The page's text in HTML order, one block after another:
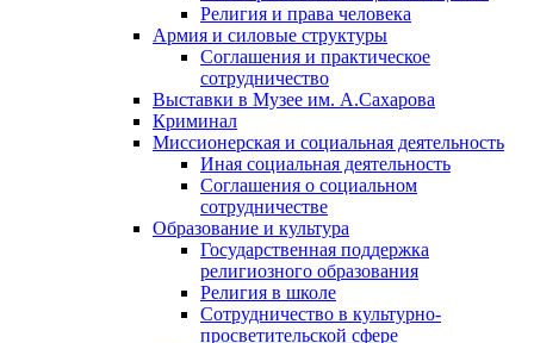
Религия и права человека
Армия и силовые структуры
Соглашения и практическое
сотрудничество
Выставки в Музее им. А.Сахарова
Криминал
Миссионерская и социальная деятельность
Иная социальная деятельность
Соглашения о социальном
сотрудничестве
Образование и культура
Государственная поддержка
религиозного образования
Религия в школе
Сотрудничество в культурно-
просветительской сфере